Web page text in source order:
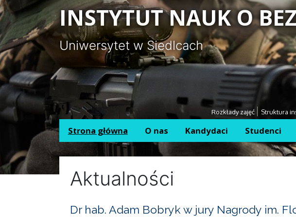
Panel zarządzania plikami cookies
INSTYTUT NAUK O
Uniwersytet w Siedlcach
Rozkłady zajęć Struktura
Strona główna O nas Kandydaci Studenci
Aktualności
Dr hab. Adam Bobryk w jury Nagrody im.